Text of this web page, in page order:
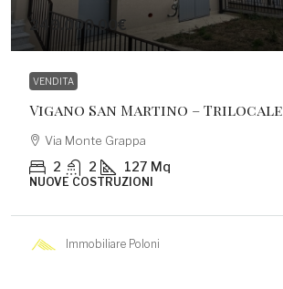
249.000,00€
VENDITA
Vigano San Martino – Trilocale
Via Monte Grappa
2 2 127 Mq
NUOVE COSTRUZIONI
Immobiliare Poloni